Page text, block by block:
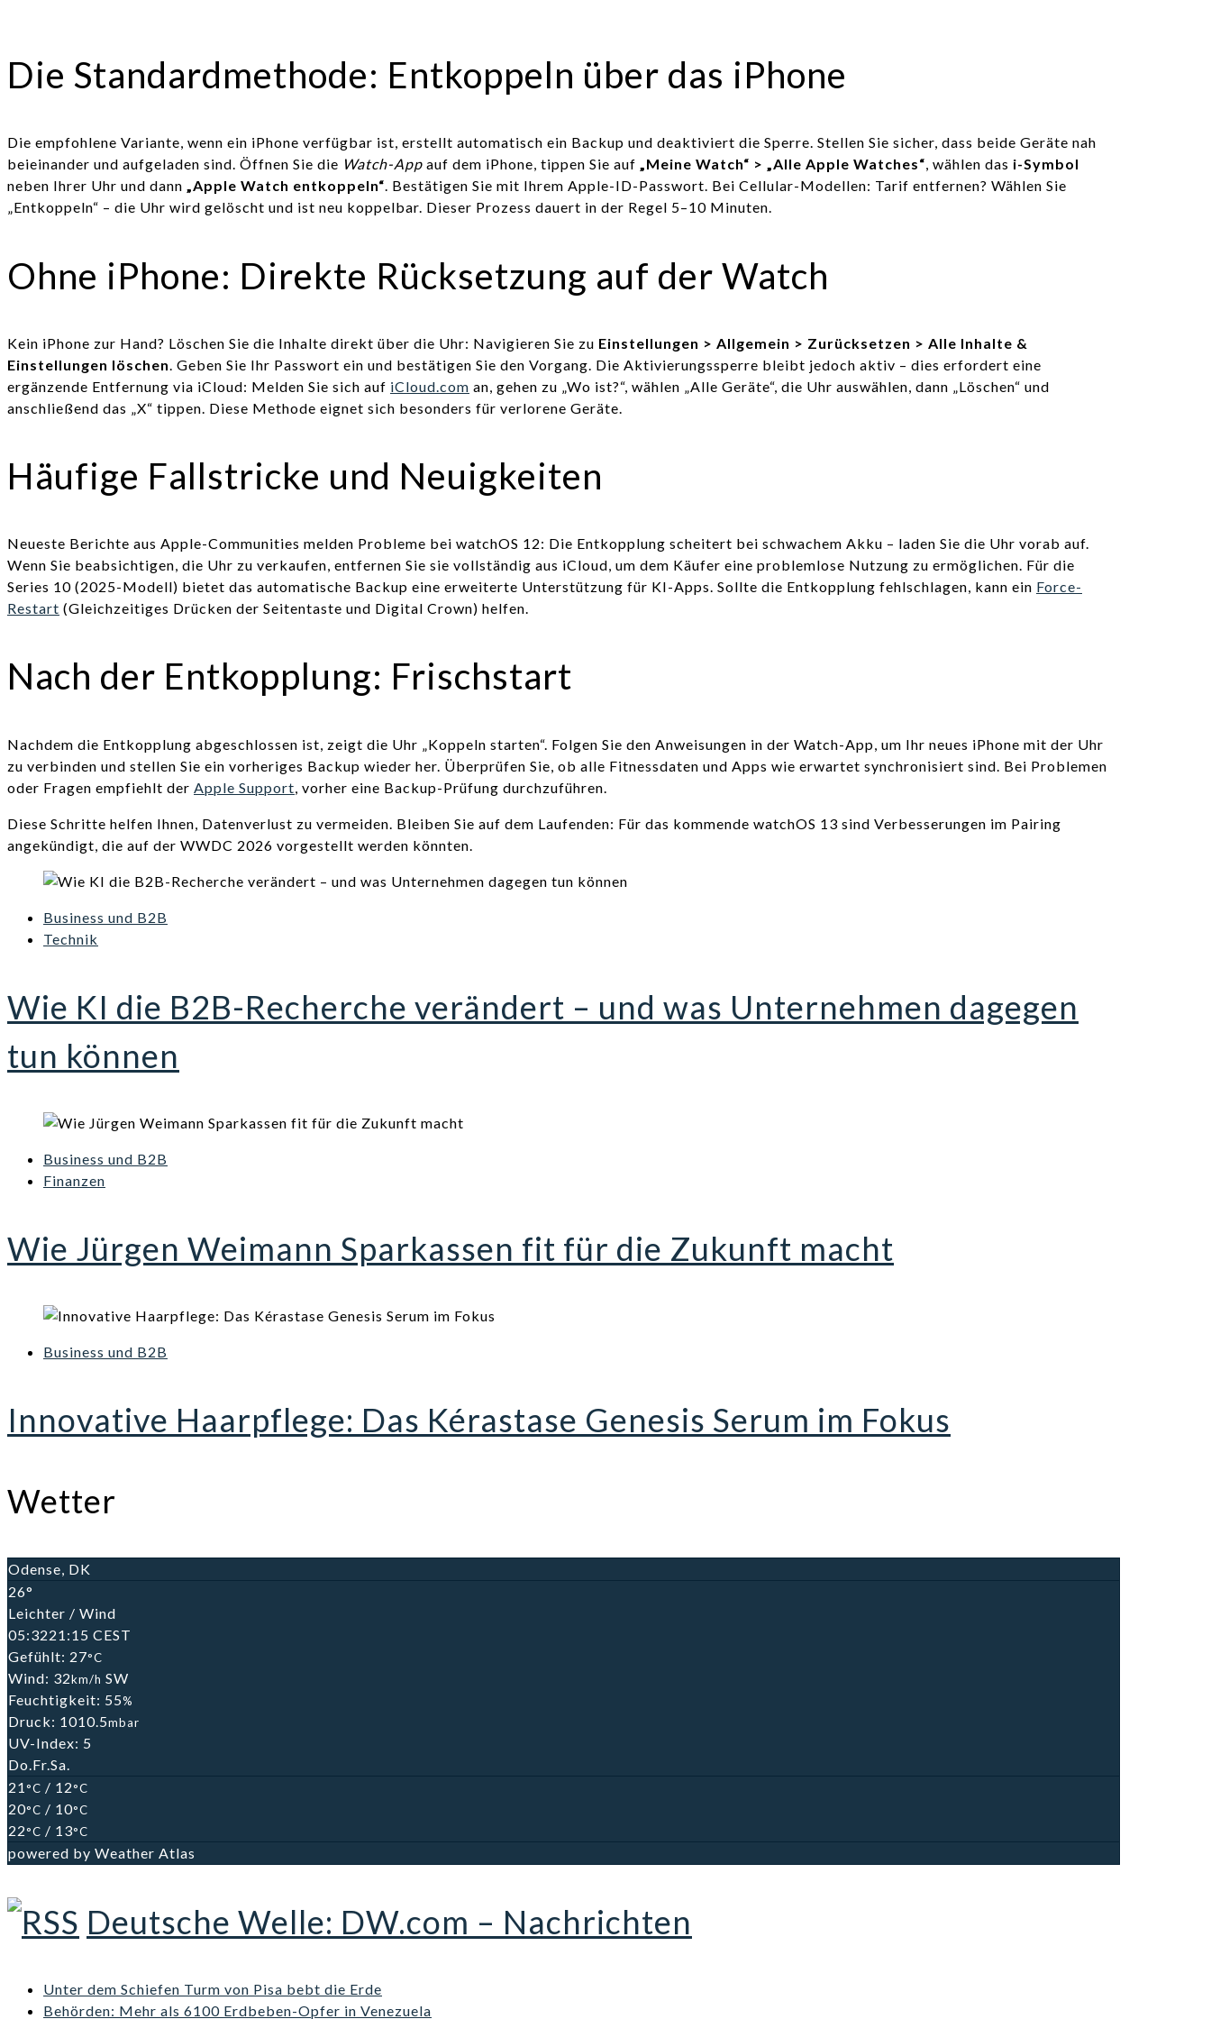
Die Standardmethode: Entkoppeln über das iPhone
Die empfohlene Variante, wenn ein iPhone verfügbar ist, erstellt automatisch ein Backup und deaktiviert die Sperre. Stellen Sie sicher, dass beide Geräte nah
beieinander und aufgeladen sind. Öffnen Sie die Watch-App auf dem iPhone, tippen Sie auf „Meine Watch“ > „Alle Apple Watches“, wählen das i-Symbol
neben Ihrer Uhr und dann „Apple Watch entkoppeln“. Bestätigen Sie mit Ihrem Apple-ID-Passwort. Bei Cellular-Modellen: Tarif entfernen? Wählen Sie
„Entkoppeln“ – die Uhr wird gelöscht und ist neu koppelbar. Dieser Prozess dauert in der Regel 5–10 Minuten.
Ohne iPhone: Direkte Rücksetzung auf der Watch
Kein iPhone zur Hand? Löschen Sie die Inhalte direkt über die Uhr: Navigieren Sie zu Einstellungen > Allgemein > Zurücksetzen > Alle Inhalte &
Einstellungen löschen . Geben Sie Ihr Passwort ein und bestätigen Sie den Vorgang. Die Aktivierungssperre bleibt jedoch aktiv – dies erfordert eine
ergänzende Entfernung via iCloud: Melden Sie sich auf iCloud.com an, gehen zu „Wo ist?“, wählen „Alle Geräte“, die Uhr auswählen, dann „Löschen“ und
anschließend das „X“ tippen. Diese Methode eignet sich besonders für verlorene Geräte.
Häufige Fallstricke und Neuigkeiten
Neueste Berichte aus Apple-Communities melden Probleme bei watchOS 12: Die Entkopplung scheitert bei schwachem Akku – laden Sie die Uhr vorab auf.
Wenn Sie beabsichtigen, die Uhr zu verkaufen, entfernen Sie sie vollständig aus iCloud, um dem Käufer eine problemlose Nutzung zu ermöglichen. Für die
Series 10 (2025-Modell) bietet das automatische Backup eine erweiterte Unterstützung für KI-Apps. Sollte die Entkopplung fehlschlagen, kann ein Force-
Restart (Gleichzeitiges Drücken der Seitentaste und Digital Crown) helfen.
Nach der Entkopplung: Frischstart
Nachdem die Entkopplung abgeschlossen ist, zeigt die Uhr „Koppeln starten“. Folgen Sie den Anweisungen in der Watch-App, um Ihr neues iPhone mit der Uhr
zu verbinden und stellen Sie ein vorheriges Backup wieder her. Überprüfen Sie, ob alle Fitnessdaten und Apps wie erwartet synchronisiert sind. Bei Problemen
oder Fragen empfiehlt der Apple Support , vorher eine Backup-Prüfung durchzuführen.
Diese Schritte helfen Ihnen, Datenverlust zu vermeiden. Bleiben Sie auf dem Laufenden: Für das kommende watchOS 13 sind Verbesserungen im Pairing
angekündigt, die auf der WWDC 2026 vorgestellt werden könnten.
Business und B2B
Technik
Wie KI die B2B-Recherche verändert – und was Unternehmen dagegen
tun können
Business und B2B
Finanzen
Wie Jürgen Weimann Sparkassen fit für die Zukunft macht
Business und B2B
Innovative Haarpflege: Das Kérastase Genesis Serum im Fokus
Wetter
Odense, DK
26°
Leichter / Wind
05:3221:15 CEST
Gefühlt: 27°C
Wind: 32km/h SW
Feuchtigkeit: 55%
Druck: 1010.5mbar
UV-Index: 5
Do. Fr. Sa.
21 °C / 12°C
20°C / 10°C
22°C / 13°C
powered by Weather Atlas
Deutsche Welle: DW.com – Nachrichten
Unter dem Schiefen Turm von Pisa bebt die Erde
Behörden: Mehr als 6100 Erdbeben-Opfer in Venezuela